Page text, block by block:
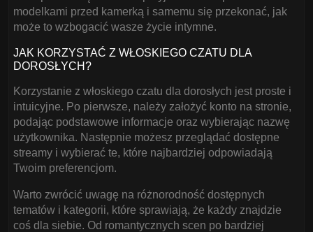
modelkami przed kamerką i samemu się przekonać, jak
może to wzbogacić wasze życie intymne.
JAK KORZYSTAĆ Z WŁOSKIEGO CZATU DLA
DOROSŁYCH?
Korzystanie z włoskiego czatu dla dorosłych jest proste i
intuicyjne. Po pierwsze, należy założyć konto na stronie,
podając podstawowe informacje oraz wybierając nazwę
użytkownika. Następnie możesz przeglądać dostępne
streamy i wybierać te, które najbardziej odpowiadają
Twoim preferencjom.
Warto zwrócić uwagę na różnorodność dostępnych
tematów i kategorii, które sprawiają, że każdy znajdzie
coś dla siebie. Od romantycznych scen po bardziej